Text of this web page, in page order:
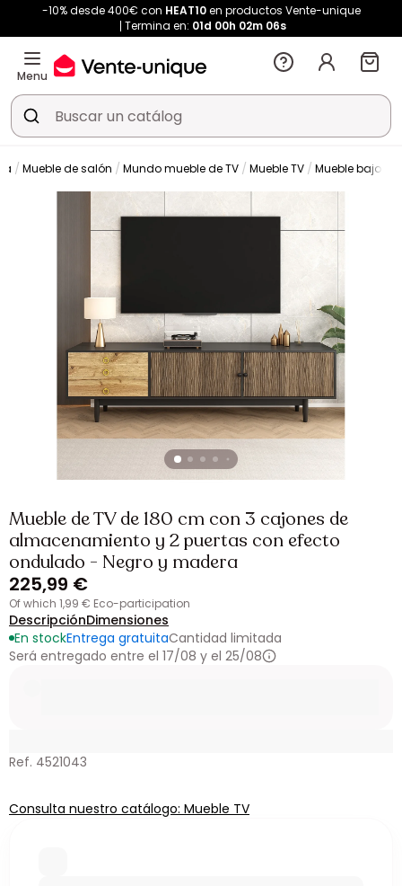
-10% desde 400€ con HEAT10en productos Vente-unique
Termina en: 01d 00h 02m 05s
Menu
Mueble de salón Mundo mueble de TV Mueble TV Mueble bajo de
Mueble de TV de 180 cm con 3 cajones de
almacenamiento y 2 puertas con efecto
ondulado - Negro y madera
225,99 €
of which 1,99 € Eco-participation
DescripciónDimensiones
En stockEntrega gratuitaCantidad limitada
Será entregado entre el 17/08 y el 25/08
Ref. 4521043
Consulta nuestro catálogo: Mueble TV